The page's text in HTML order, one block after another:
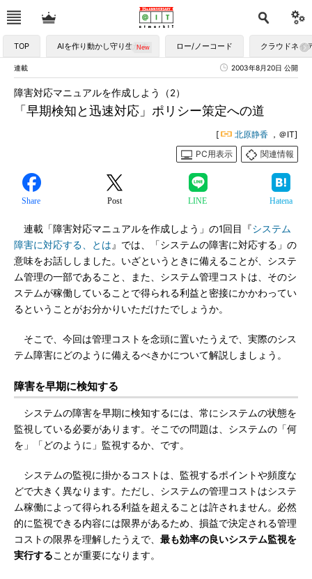
TOP AIを作り動かし守り生かす ロー/ノーコード クラウドネイ
連載 2003年8月20日 公開
「早期検知と迅速対応」ポリシー策定への道
障害対応マニュアルを作成しよう（2）
[ 北原静香 ，＠IT]
PC用表示
関連情報
Share Post LINE Hatena
連載「障害対応マニュアルを作成しよう」の1回目『システム
障害に対応する、とは 』では、「システムの障害に対応する」の
意味をお話ししました。いざというときに備えることが、システ
ム管理の一部であること、また、システム管理コストは、そのシ
ステムが稼働していることで得られる利益と密接にかかわってい
るということがお分かりいただけたでしょうか。
そこで、今回は管理コストを念頭に置いたうえで、実際のシス
テム障害にどのように備えるべきかについて解説しましょう。
障害を早期に検知する
システムの障害を早期に検知するには、常にシステムの状態を
監視している必要があります。そこでの問題は、システムの「何
を」「どのように」監視するか、です。
システムの監視に掛かるコストは、監視するポイントや頻度な
どで大きく異なります。ただし、システムの管理コストはシステ
ム稼働によって得られる利益を超えることは許されません。必然
的に監視できる内容には限界があるため、損益で決定される管理
コストの限界を理解したうえで、 最も効率の良いシステム監視を
実行することが重要になります。